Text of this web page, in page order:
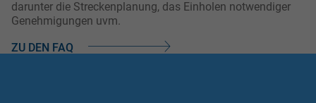
darunter die Streckenplanung, das Einholen notwendiger
Genehmigungen uvm.
ZU DEN FAQ